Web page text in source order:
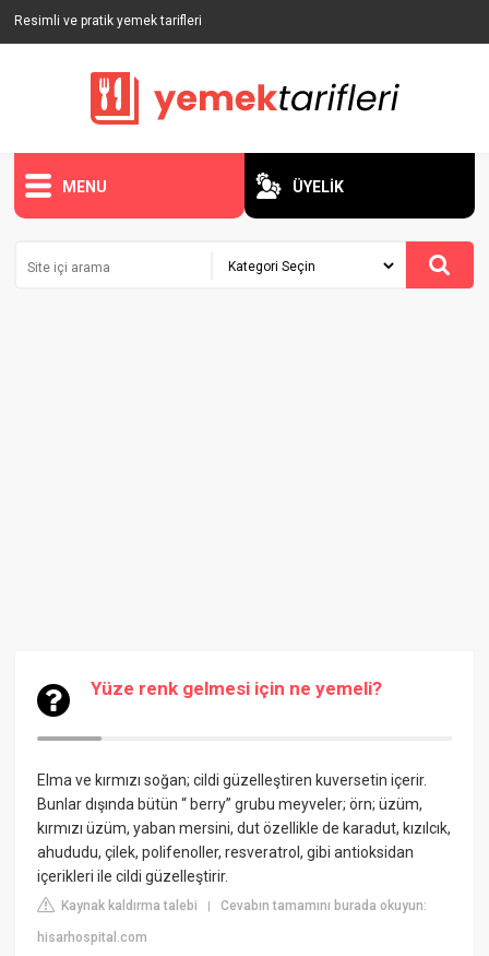
Resimli ve pratik yemek tarifleri
MENU ÜYELİK
Yüze renk gelmesi için ne yemeli?
Elma ve kırmızı soğan; cildi güzelleştiren kuversetin içerir.
Bunlar dışında bütün “ berry” grubu meyveler; örn; üzüm,
kırmızı üzüm, yaban mersini, dut özellikle de karadut, kızılcık,
ahududu, çilek, polifenoller, resveratrol, gibi antioksidan
içerikleri ile cildi güzelleştirir.
Kaynak kaldırma talebi |Cevabın tamamını burada okuyun:
hisarhospital.com